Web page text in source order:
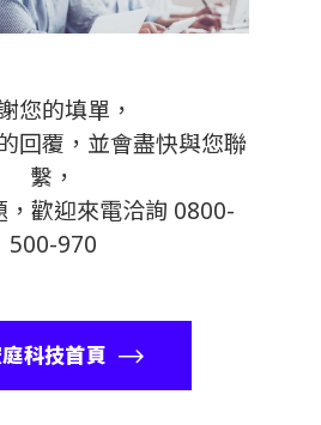
您的填單，
回覆，並會盡快與您聯
繫，
，歡迎來電洽詢 0800-
500-970
科技首頁